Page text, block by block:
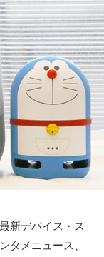
新デバイス・ス
タメニュース、